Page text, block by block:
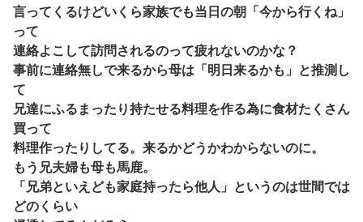
言ってくるけどいくら家族でも当日の朝「今から行くね」
って
連絡よこして訪問されるのって疲れないのかな？
事前に連絡無しで来るから母は「明日来るかも」と推測し
て
兄達にふるまったり持たせる料理を作る為に食材たくさん
買って
料理作ったりしてる。来るかどうかわからないのに。
もう兄夫婦も母も馬鹿。
「兄弟といえども家庭持ったら他人」というのは世間では
どのくらい